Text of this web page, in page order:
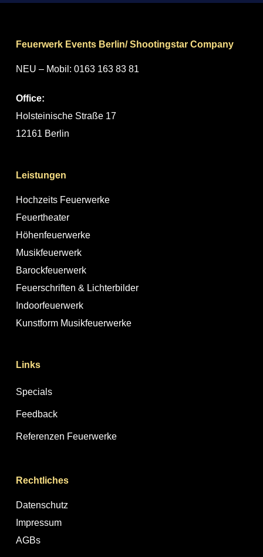
Feuerwerk Events Berlin/ Shootingstar Company
NEU – Mobil: 0163 163 83 81
Office:
Holsteinische Straße 17
12161 Berlin
Leistungen
Hochzeits Feuerwerke
Feuertheater
Höhenfeuerwerke
Musikfeuerwerk
Barockfeuerwerk
Feuerschriften & Lichterbilder
Indoorfeuerwerk
Kunstform Musikfeuerwerke
Links
Specials
Feedback
Referenzen Feuerwerke
Rechtliches
Datenschutz
Impressum
AGBs